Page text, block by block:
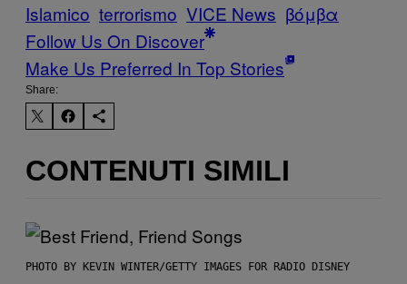
Islamico terrorismo VICE News βόμβα
Follow Us On Discover
Make Us Preferred In Top Stories
Share:
CONTENUTI SIMILI
PHOTO BY KEVIN WINTER/GETTY IMAGES FOR RADIO DISNEY